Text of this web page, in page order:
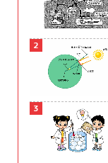
2
3